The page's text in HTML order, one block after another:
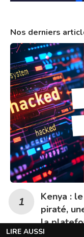
Nos derniers
Kenya :
piraté,
la
LIRE AUSSI